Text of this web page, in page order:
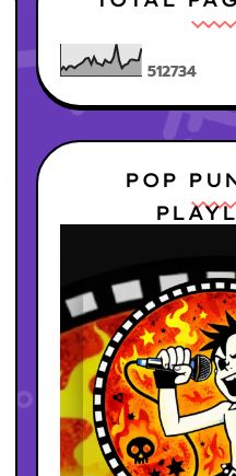
512734
POP